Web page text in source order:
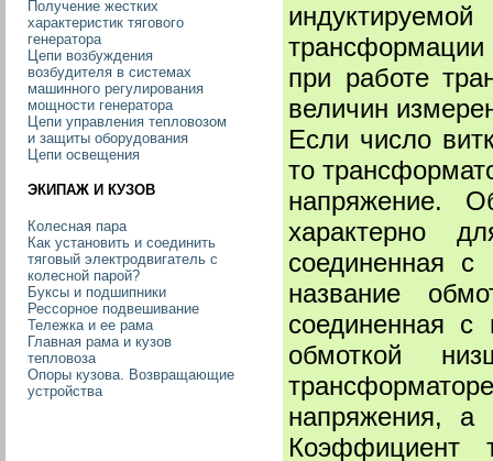
трансформации
при работе
величин
Если число
то
напряжение.
характерно
соединенная
название
соединенная с
обмоткой
напряжения, а
Коэффициент
Получение жестких
характеристик тягового
генератора
Цепи возбуждения
возбудителя в системах
машинного регулирования
мощности генератора
Цепи управления тепловозом
и защиты оборудования
Цепи освещения
ЭКИПАЖ И КУЗОВ
Колесная пара
Как установить и соединить
тяговый электродвигатель с
колесной парой?
Буксы и подшипники
Рессорное подвешивание
Тележка и ее рама
Главная рама и кузов
тепловоза
Опоры кузова. Возвращающие
устройства